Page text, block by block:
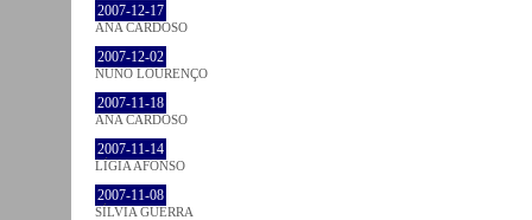
2007-12-17
ANA CARDOSO
2007-12-02
NUNO LOURENÇO
2007-11-18
ANA CARDOSO
2007-11-14
LÍGIA AFONSO
2007-11-08
SÍLVIA GUERRA